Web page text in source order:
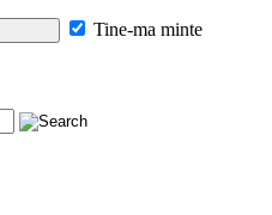
Tine-ma minte